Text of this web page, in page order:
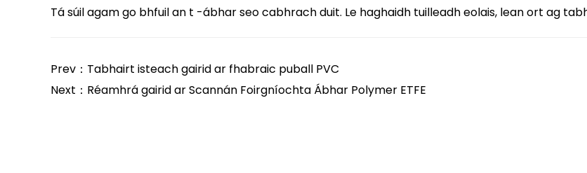
Tá súil agam go bhfuil an t -ábhar seo cabhrach duit. Le haghaidh tuilleadh eolais, lean ort ag
Prev：Tabhairt isteach gairid ar fhabraic puball PVC
Next：Réamhrá gairid ar Scannán Foirgníochta Ábhar Polymer ETFE